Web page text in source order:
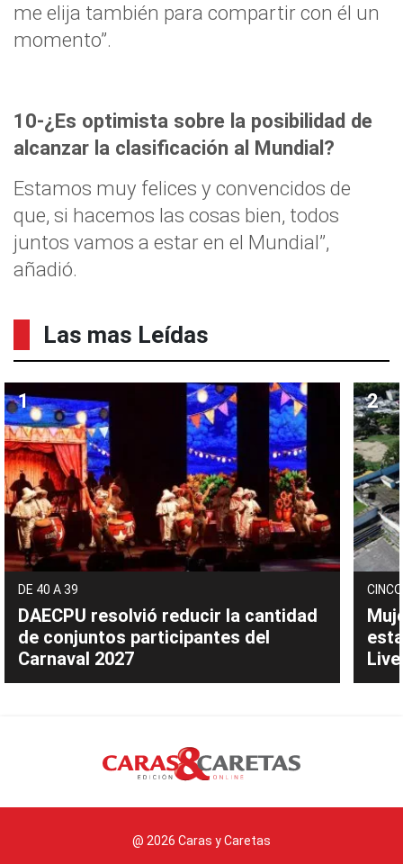
me elija también para compartir con él un
momento”.
10-¿Es optimista sobre la posibilidad de
alcanzar la clasificación al Mundial?
Estamos muy felices y convencidos de
que, si hacemos las cosas bien, todos
juntos vamos a estar en el Mundial”,
añadió.
Las mas Leídas
DE 40 A 39
DAECPU resolvió reducir la cantidad
de conjuntos participantes del
Carnaval 2027
@ 2026 Caras y Caretas